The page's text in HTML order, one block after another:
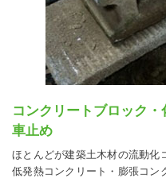
コンクリートブロック
車止め
ほとんどが建築土木材の流動化
低発熱コンクリート・膨張コン